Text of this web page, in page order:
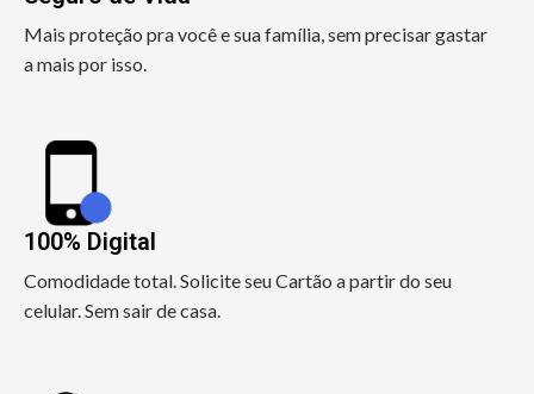
Mais proteção pra você e sua família, sem precisar gastar
a mais por isso.
100% Digital
Comodidade total. Solicite seu Cartão a partir do seu
celular. Sem sair de casa.